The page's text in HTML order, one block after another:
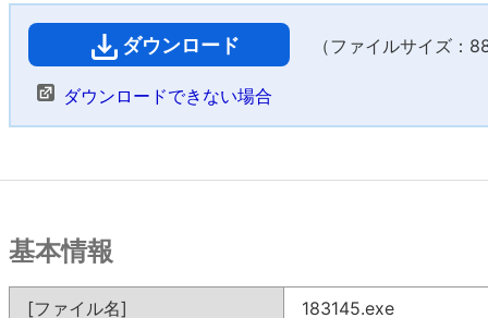
ダウンロード （ファイルサイズ：
ダウンロードできない場合
基本情報
[ファイル名]
183145.exe